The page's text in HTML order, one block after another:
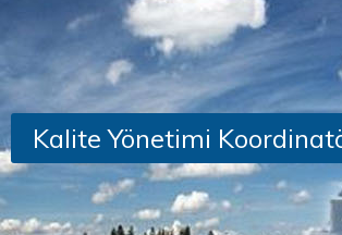
Kalite Yönetimi